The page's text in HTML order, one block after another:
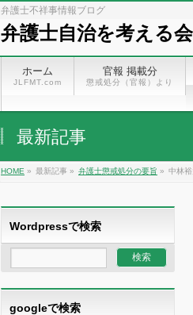
弁護士不祥事情報ブログ
弁護士自治を考える会
ホーム
JLFMT.com
官報 掲載分
懲戒処分（官報）より
最新記事
HOME » 最新記事 » 弁護士懲戒処分の要旨 » 中林
Wordpressで検索
googleで検索